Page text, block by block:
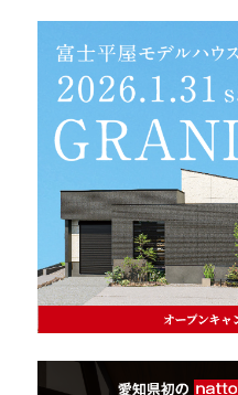
理想の暮らしを引き
家具まで標準仕様の
身体に優しい自然素
耐震等級3 & 許容
徹底したコストダウ
頑丈で長持ちの外壁
2030年の省エネ基